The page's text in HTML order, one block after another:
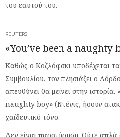
του εαυτού του.
REUTERS
«You’ve been a naughty
Καθώς ο Κοζλόφσκι υποδέχεται τα
Συμβουλίου, τον πλησιάζει ο
απευθύνει θα μείνει στην
naughty boy» (Ντένις, ήσουν
χαϊδευτικό τόνο.
Δεν είναι παρατήρηση. Ούτε απλά